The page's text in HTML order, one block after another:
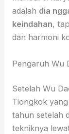
adalah dia
keindahan,
dan harmoni
Pengaruh Wu
Setelah Wu
Tiongkok
tahun setelah
tekniknya